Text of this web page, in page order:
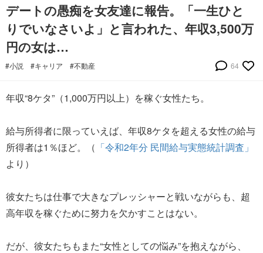
デートの愚痴を女友達に報告。「一生ひと
りでいなさいよ」と言われた、年収3,500万
円の女は…
#小説 #キャリア #不動産 64
年収“8ケタ”（1,000万円以上）を稼ぐ女性たち。
給与所得者に限っていえば、年収8ケタを超える女性の給与
所得者は1％ほど。（ 「令和2年分 民間給与実態統計調査」
より）
彼女たちは仕事で大きなプレッシャーと戦いながらも、超
高年収を稼ぐために努力を欠かすことはない。
だが、彼女たちもまた“女性としての悩み”を抱えながら、